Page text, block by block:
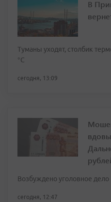
В
Туманы уходят, столбик
°С
сегодня, 13:09
Возбуждено уголовное дело
сегодня, 12:47